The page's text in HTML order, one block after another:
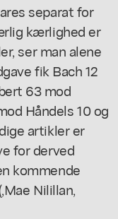
separat for
kærlighed er
ser man alene
fik Bach 12
63 mod
Håndels 10 og
artikler er
for derved
kommende
Nilillan,